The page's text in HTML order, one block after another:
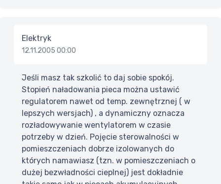
Elektryk
12.11.2005 00:00
Jeśli masz tak szkolić to daj sobie spokój.
Stopień naładowania pieca można ustawić
regulatorem nawet od temp. zewnętrznej ( w
lepszych wersjach) , a dynamiczny oznacza
rozładowywanie wentylatorem w czasie
potrzeby w dzień. Pojęcie sterowalności w
pomieszczeniach dobrze izolowanych do
których namawiasz (tzn. w pomieszczeniach o
dużej bezwładności cieplnej) jest dokładnie